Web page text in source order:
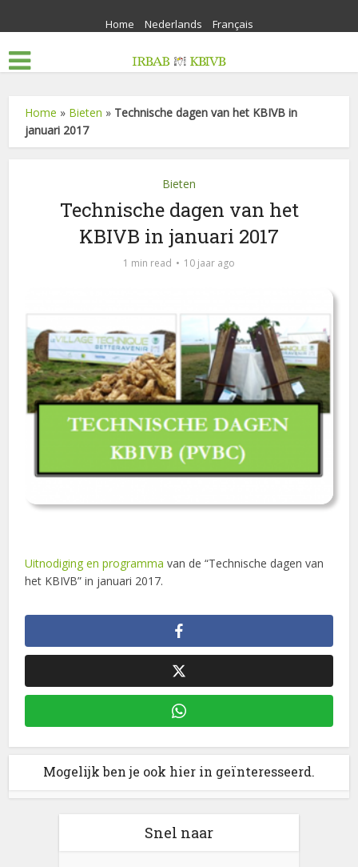
Home Nederlands Français
Home » Bieten » Technische dagen van het KBIVB in
januari 2017
Bieten
Technische dagen van het
KBIVB in januari 2017
1 min read 10 jaar ago
Uitnodiging en programma van de “Technische dagen van
het KBIVB” in januari 2017.
Mogelijk ben je ook hier in geïnteresseerd.
Snel naar